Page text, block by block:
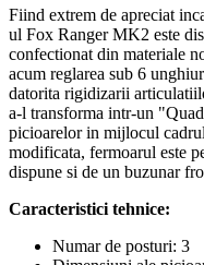
Fiind extrem de apreciat
ul Fox Ranger MK2 este
confectionat din materiale
acum reglarea sub 6
datorita rigidizarii
a-l transforma intr-un
picioarelor in mijlocul
modificata, fermoarul este
dispune si de un buzunar
Caracteristici tehnice:
Numar de posturi: 3